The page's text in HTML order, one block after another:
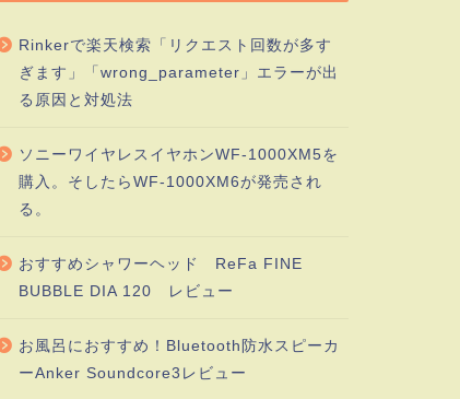
Rinkerで楽天検索「リクエスト回数が多す
ぎます」「wrong_parameter」エラーが出
る原因と対処法
ソニーワイヤレスイヤホンWF-1000XM5を
購入。そしたらWF-1000XM6が発売され
る。
おすすめシャワーヘッド ReFa FINE
BUBBLE DIA 120 レビュー
お風呂におすすめ！Bluetooth防水スピーカ
ーAnker Soundcore3レビュー